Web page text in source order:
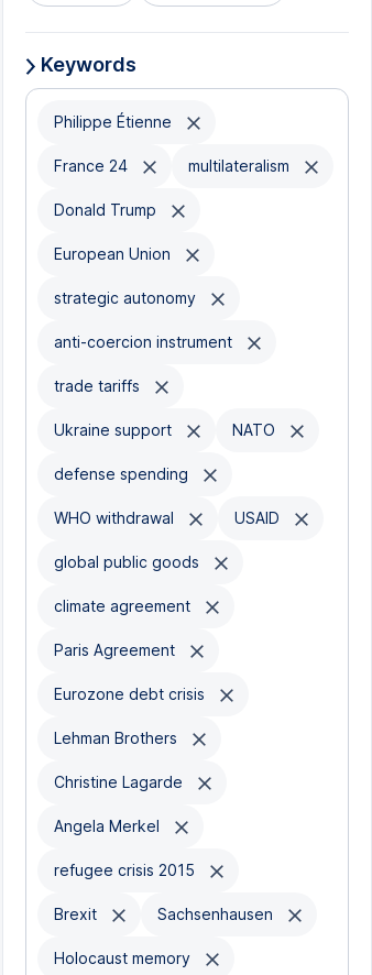
Keywords
Philippe Étienne
France 24 multilateralism
Donald Trump
European Union
strategic autonomy
anti-coercion instrument
trade tariffs
Ukraine support NATO
defense spending
WHO withdrawal USAID
global public goods
climate agreement
Paris Agreement
Eurozone debt crisis
Lehman Brothers
Christine Lagarde
Angela Merkel
refugee crisis 2015
Brexit Sachsenhausen
Holocaust memory